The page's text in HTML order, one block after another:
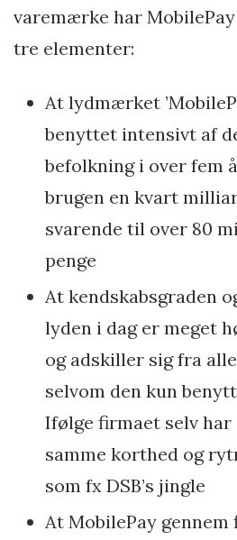
varemærke har
tre elementer:
At lydmærket
benyttet intensivt af
befolkning i over fem
brugen en kvart
svarende til over 80
penge
At kendskabsgraden
lyden i dag er meget
og adskiller sig fra
selvom den kun
Ifølge firmaet selv
samme korthed og
som fx DSB’s jingle
At MobilePay